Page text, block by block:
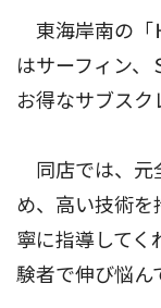
東海岸南の「
はサーフィン、
お得なサブスク
同店では、元
め、高い技術を
寧に指導してく
験者で伸び悩ん